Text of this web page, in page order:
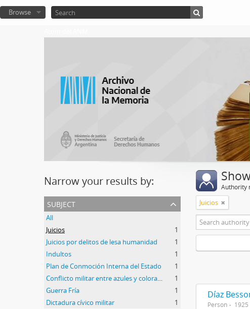
Browse
Narrow your results by:
subject
All
Juicios
1
Juicios por delitos de lesa humanidad
1
Indultos
1
Plan de Conmoción Interna del Estado
1
1
Guerra Fría
1
Dictadura cívico militar
1
Authority
Juicios
Díaz
Person